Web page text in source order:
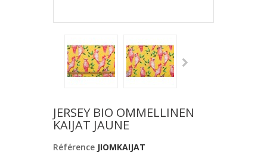
JERSEY BIO OMMELLINEN
KAIJAT JAUNE
Référence JIOMKAIJAT